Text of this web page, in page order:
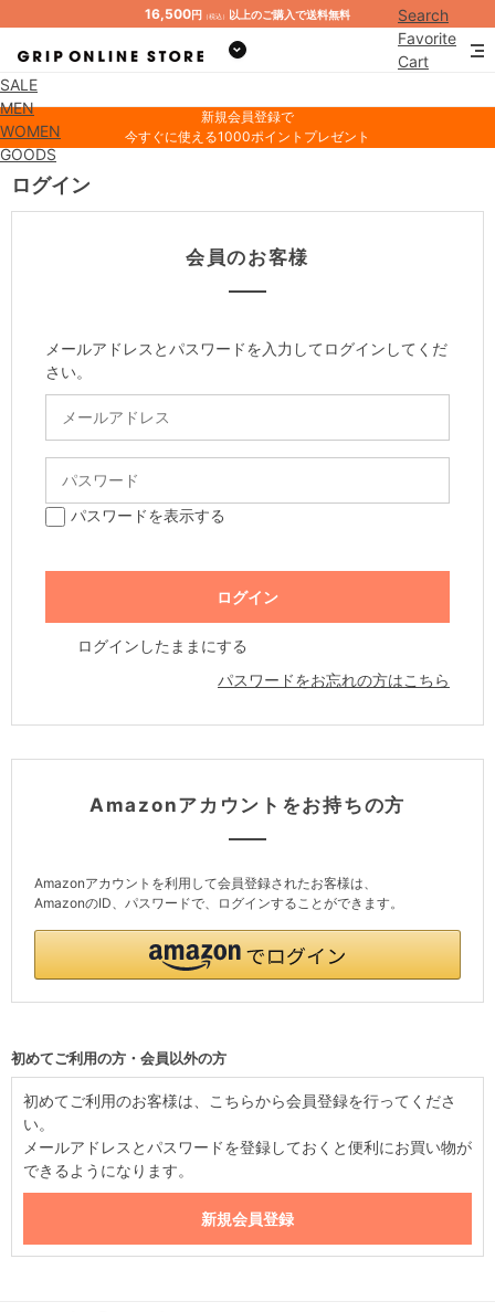
16,500円 （税込） 以上のご購入で送料無料
Search
Favorite
Cart
SALE
MEN
WOMEN
GOODS
新規会員登録で
今すぐに使える1000ポイントプレゼント
ログイン
会員のお客様
メールアドレスとパスワードを入力してログインしてくだ
さい。
パスワードを表示する
ログインしたままにする
パスワードをお忘れの方はこちら
Amazonアカウントをお持ちの方
Amazonアカウントを利用して会員登録されたお客様は、
AmazonのID、パスワードで、ログインすることができます。
初めてご利用の方・会員以外の方
初めてご利用のお客様は、こちらから会員登録を行ってくださ
い。
メールアドレスとパスワードを登録しておくと便利にお買い物が
できるようになります。